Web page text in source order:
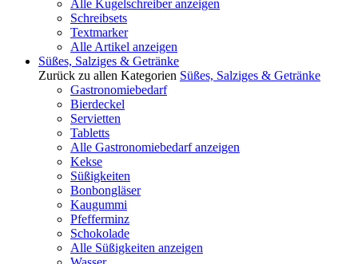
Alle Kugelschreiber anzeigen
Schreibsets
Textmarker
Alle Artikel anzeigen
Süßes, Salziges & Getränke
Zurück zu allen Kategorien Süßes, Salziges & Getränke
Gastronomiebedarf
Bierdeckel
Servietten
Tabletts
Alle Gastronomiebedarf anzeigen
Kekse
Süßigkeiten
Bonbongläser
Kaugummi
Pfefferminz
Schokolade
Alle Süßigkeiten anzeigen